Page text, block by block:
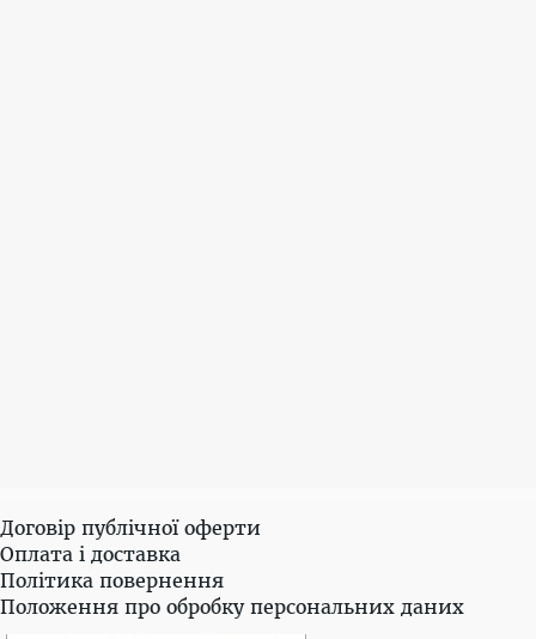
Договір публічної оферти
Оплата і доставка
Політика повернення
Положення про обробку персональних даних